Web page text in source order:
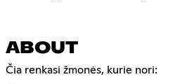
ABOUT
Čia renkasi žmonės, kurie nori: